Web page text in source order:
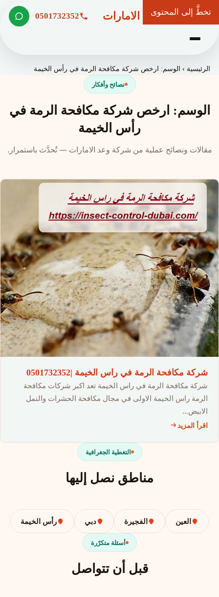
تخطَّ إلى المحتوى
شركة وعد الامارات 0501732352
الرئيسية ›الوسم: ارخص شركة مكافحة الرمة في رأس الخيمة
نصائح وأفكار
الوسم: ارخص شركة مكافحة الرمة في
رأس الخيمة
مقالات ونصائح عملية من شركة وعد الامارات — تُحدَّث باستمرار.
شركة مكافحة الرمة في راس الخيمة |0501732352
شركة مكافحة الرمة في راس الخيمة تعد اكبر شركات مكافحة
الرمة راس الخيمة الاولى في مجال مكافحة الحشرات والنمل
الابيض…
اقرأ المزيد
التغطية الجغرافية
مناطق نصل إليها
العين الفجيرة دبي رأس الخيمة
أسئلة متكرّرة
قبل أن تتواصل